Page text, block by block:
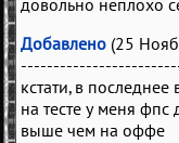
довольно неплохо
Добавлено (25
кстати, в
на тесте у меня фпс
выше чем на оффе